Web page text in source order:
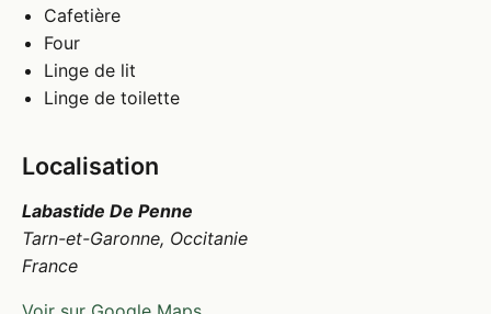
Cafetière
Four
Linge de lit
Linge de toilette
Localisation
Labastide De Penne
Tarn-et-Garonne, Occitanie
France